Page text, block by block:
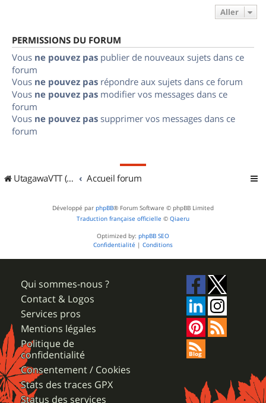
Aller
PERMISSIONS DU FORUM
Vous ne pouvez pas publier de nouveaux sujets dans ce
forum
Vous ne pouvez pas répondre aux sujets dans ce forum
Vous ne pouvez pas modifier vos messages dans ce
forum
Vous ne pouvez pas supprimer vos messages dans ce
forum
UtagawaVTT (Randos VTT et VTTAE avec traces GPS) Accueil forum
Développé par phpBB® Forum Software © phpBB Limited
Traduction française officielle © Qiaeru
Optimized by: phpBB SEO
Confidentialité | Conditions
Qui sommes-nous ?
Contact & Logos
Services pros
Mentions légales
Politique de
confidentialité
Consentement / Cookies
Stats des traces GPX
Status des services